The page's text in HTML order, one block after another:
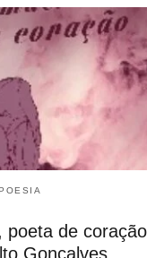
poeta de coração
Gonçalves